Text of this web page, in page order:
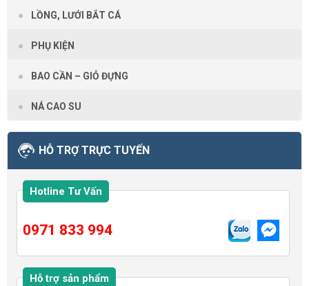
LỒNG, LƯỚI BẮT CÁ
PHỤ KIỆN
BAO CẦN – GIỎ ĐỰNG
NÁ CAO SU
HỖ TRỢ TRỰC TUYẾN
Hotline Tư Vấn
0971 833 994
Hỗ trợ sản phẩm